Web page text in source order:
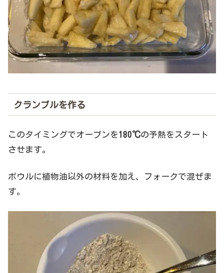
クランブルを作る
このタイミングでオーブンを180℃の予熱をスタート
させます。
ボウルに植物油以外の材料を加え、フォークで混ぜま
す。